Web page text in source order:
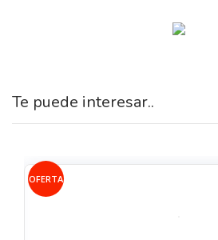
Te puede interesar..
OFERTA